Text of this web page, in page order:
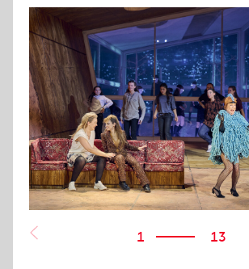
1 13